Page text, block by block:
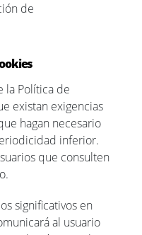
de
la Política de
existan exigencias
hagan necesario
inferior.
que consulten
significativos en
al usuario